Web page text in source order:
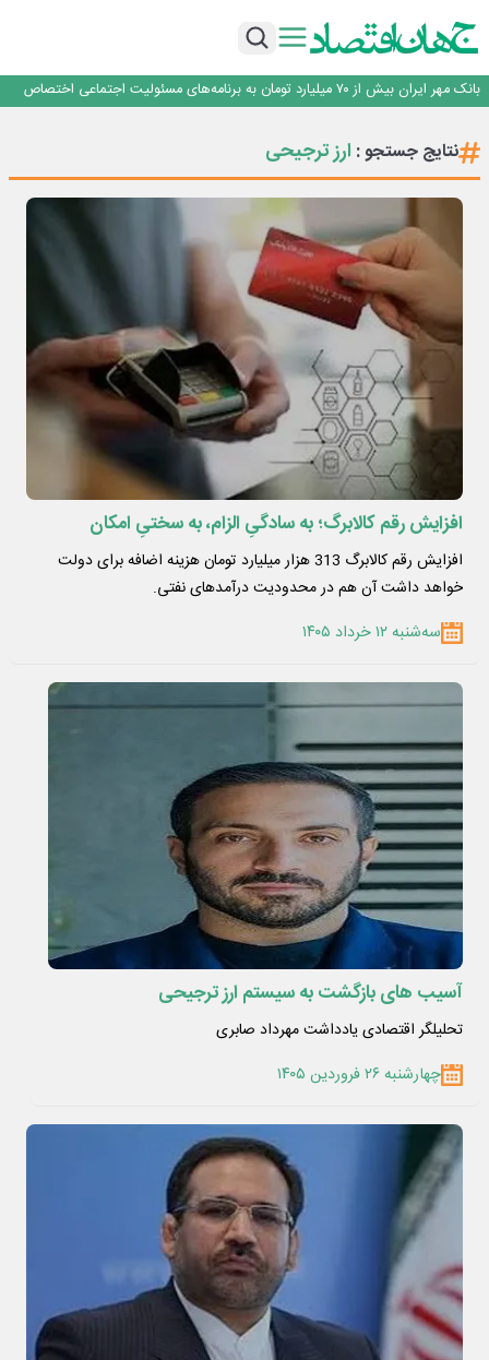
سرپرست اداره کل روابط عمومی بیمه مرکزی منصوب شد
مشتریان
بانک مهر ایران بیش از ۷۰ میلیارد تومان به برنامه‌های مسئولیت اجتماعی اختصاص
داد
پیام مدیرعامل بانک توسعه تعاون به مناسبت ۱۵ مرداد، سالروز تأسیس بانک
سرپرست اداره کل روابط عمومی بیمه مرکزی منصوب شد
بانک مهر ایران بیش از ۷۰ میلیارد تومان به برنامه‌های مسئولیت اجتماعی اختصاص
نتایج جستجو : ارز ترجیحی
افزایش رقم کالابرگ؛ به سادگیِ الزام، به سختیِ امکان
افزایش رقم کالابرگ 313 هزار میلیارد تومان هزینه اضافه برای دولت
خواهد داشت آن هم در محدودیت درآمدهای نفتی.
سه‌شنبه ۱۲ خرداد ۱۴۰۵
آسیب های بازگشت به سیستم ارز ترجیحی
تحلیلگر اقتصادی یادداشت مهرداد صابری
چهارشنبه ۲۶ فروردین ۱۴۰۵